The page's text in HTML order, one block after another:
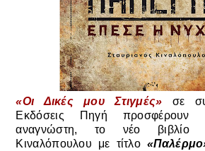
«Οι Δικές μου Στιγμές» σε
Εκδόσεις Πηγή προσφέρουν
αναγνώστη, το νέο βιβλίο
Κιναλόπουλου με τίτλο